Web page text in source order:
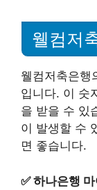
웰컴저
웰컴저축은
입니다. 이 숫
을 받을 수 있
이 발생할 수
면 좋습니다.
✅하나은행